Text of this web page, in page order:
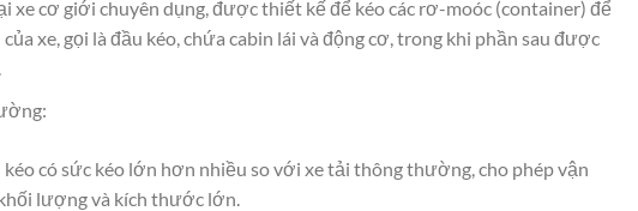
xe cơ giới chuyên dụng, được thiết kế để kéo các rơ-moóc (container) để
xe, gọi là đầu kéo, chứa cabin lái và động cơ, trong khi phần sau được
kéo có sức kéo lớn hơn nhiều so với xe tải thông thường, cho phép vận
lượng và kích thước lớn.